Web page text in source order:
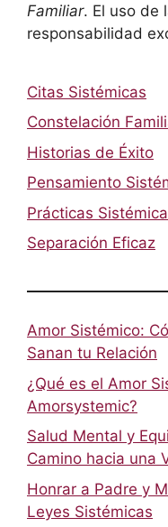
Familiar. El uso de
responsabilidad
Citas Sistémicas
Constelación
Historias de Éxito
Pensamiento
Prácticas
Separación Eficaz
Amor Sistémico:
Sanan tu Relación
¿Qué es el Amor
Amorsystemic?
Salud Mental y
Camino hacia una
Honrar a Padre y
Leyes Sistémicas